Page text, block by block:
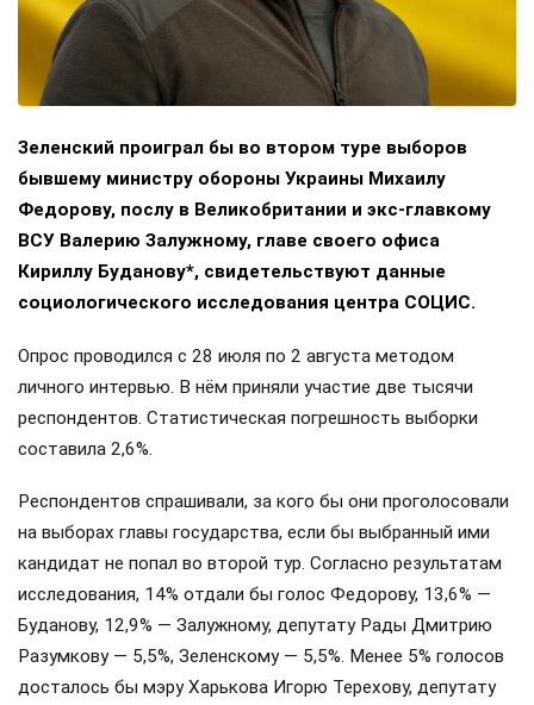
Зеленский проиграл бы во втором туре выборов
бывшему министру обороны Украины Михаилу
Федорову, послу в Великобритании и экс-главкому
ВСУ Валерию Залужному, главе своего офиса
Кириллу Буданову*, свидетельствуют данные
социологического исследования центра СОЦИС.
Опрос проводился с 28 июля по 2 августа методом
личного интервью. В нём приняли участие две тысячи
респондентов. Статистическая погрешность выборки
составила 2,6%.
Респондентов спрашивали, за кого бы они проголосовали
на выборах главы государства, если бы выбранный ими
кандидат не попал во второй тур. Согласно результатам
исследования, 14% отдали бы голос Федорову, 13,6% —
Буданову, 12,9% — Залужному, депутату Рады Дмитрию
Разумкову — 5,5%, Зеленскому — 5,5%. Менее 5% голосов
досталось бы мэру Харькова Игорю Терехову, депутату